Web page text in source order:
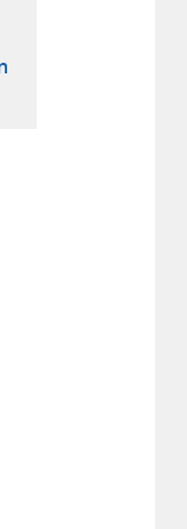
webbplats,
- extern webbplats,